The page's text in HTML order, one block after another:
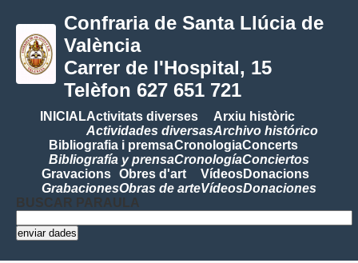
Confraria de Santa Llúcia de
València
Carrer de l'Hospital, 15
Telèfon 627 651 721
INICIALActivitats diverses
Actividades diversas
Arxiu històric
Archivo histórico
Bibliografia i premsa
Bibliografía y prensa
Cronologia
Cronología
Concerts
Conciertos
Gravacions
Grabaciones
Obres d'art
Obras de arte
Vídeos
Vídeos
Donacions
Donaciones
BUSCAR PARAULA